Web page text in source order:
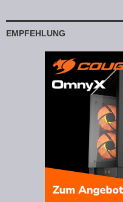
EMPFEHLUNG